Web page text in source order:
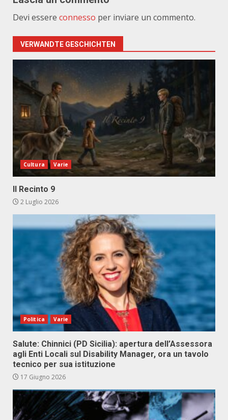
Devi essere connesso per inviare un commento.
VERWANDTE GESCHICHTEN
Cultura Varie
Il Recinto 9
2 Luglio 2026
Politica Varie
Salute: Chinnici (PD Sicilia): apertura dell’Assessora
agli Enti Locali sul Disability Manager, ora un tavolo
tecnico per sua istituzione
17 Giugno 2026